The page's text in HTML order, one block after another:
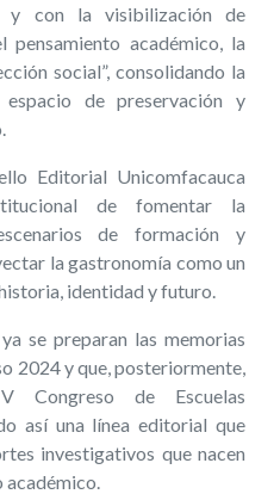
y con la visibilización de
académico, la
social”, consolidando la
de preservación y
Editorial Unicomfacauca
de fomentar la
de formación y
la gastronomía como un
identidad y futuro.
se preparan las memorias
2024 y que, posteriormente,
Congreso de Escuelas
así una línea editorial que
investigativos que nacen